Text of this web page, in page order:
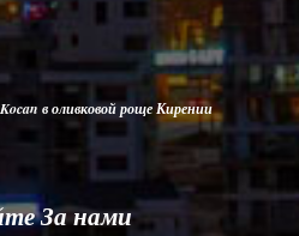
в оливковой роще Кирении
За нами